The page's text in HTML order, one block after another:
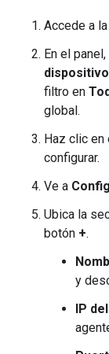
Accede a
En el
filtro en
global.
Haz clic
configurar.
Ve a
Ubica la
botón +.
y
IP